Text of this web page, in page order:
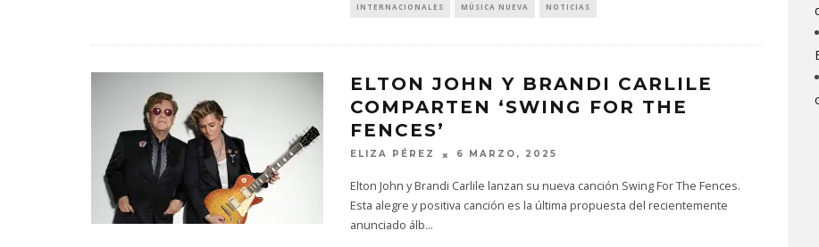
INTERNACIONALES MÚSICA NUEVA NOTICIAS
ELTON JOHN Y BRANDI CARLILE
COMPARTEN ‘SWING FOR THE
FENCES’
ELIZA PÉREZ 6 MARZO, 2025
Elton John y Brandi Carlile lanzan su nueva canción Swing For The Fences.
Esta alegre y positiva canción es la última propuesta del recientemente
anunciado álb...